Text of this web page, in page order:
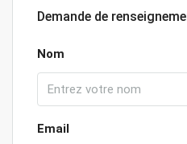
Demande de
Nom
Email